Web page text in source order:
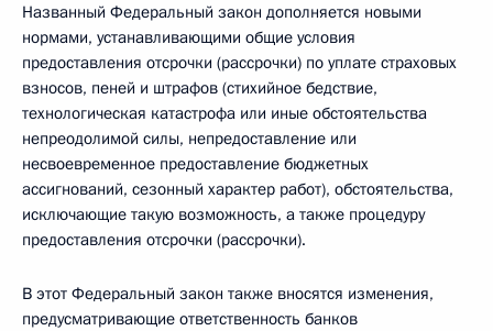
Названный Федеральный закон дополняется новыми
нормами, устанавливающими общие условия
предоставления отсрочки (рассрочки) по уплате страховых
взносов, пеней и штрафов (стихийное бедствие,
технологическая катастрофа или иные обстоятельства
непреодолимой силы, непредоставление или
несвоевременное предоставление бюджетных
ассигнований, сезонный характер работ), обстоятельства,
исключающие такую возможность, а также процедуру
предоставления отсрочки (рассрочки).
В этот Федеральный закон также вносятся изменения,
предусматривающие ответственность банков